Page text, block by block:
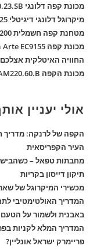
מכונת קפה דלונגי Delonghi Magnifica S Smart ECAM250.23.SB
מיקרוגל דלונגי דיגיטלי 25 ליטר Delonghi DL-2330 800W
מטחנת קפה חשמלית Delonghi KG200
מכונת קפה Delonghi La Specialista Arte EC9155
החוויה האיטלקית
מכונת הקפה De'Longhi Magnifica Start ECAM220.60.B
אולי יעניין
הקפה של לרנקה: מדריך
העיר הקפריסאית
מחבתות טפאל –
תיקון דייסון בקריות
מכשירי המיקרוגל של
המדריך האולטימטיבי
באבנית ולשמור על
המדריך המלא לקניות
פריימרק ישראל אונליין?